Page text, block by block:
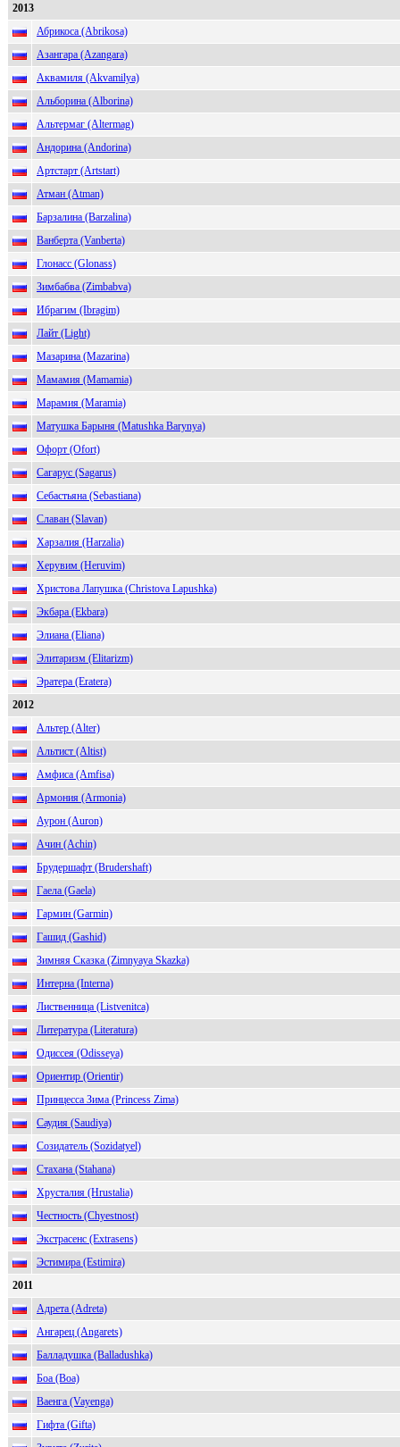
2013
Абрикоса (Abrikosa)
Азангара (Azangara)
Аквамиля (Akvamilya)
Альборина (Alborina)
Альтермаг (Altermag)
Андорина (Andorina)
Артстарт (Artstart)
Атман (Atman)
Барзалина (Barzalina)
Ванберта (Vanberta)
Глонасс (Glonass)
Зимбабва (Zimbabva)
Ибрагим (Ibragim)
Лайт (Light)
Мазарина (Mazarina)
Мамамия (Mamamia)
Марамия (Maramia)
Матушка Барыня (Matushka Barynya)
Офорт (Ofort)
Сагарус (Sagarus)
Себастьяна (Sebastiana)
Славан (Slavan)
Харзалия (Harzalia)
Херувим (Heruvim)
Христова Лапушка (Christova Lapushka)
Экбара (Ekbara)
Элиана (Eliana)
Элитаризм (Elitarizm)
Эратера (Eratera)
2012
Альтер (Alter)
Альтист (Altist)
Амфиса (Amfisa)
Армония (Armonia)
Аурон (Auron)
Ачин (Achin)
Брудершафт (Brudershaft)
Гаела (Gaela)
Гармин (Garmin)
Гашид (Gashid)
Зимняя Сказка (Zimnyaya Skazka)
Интерна (Interna)
Лиственница (Listvenitca)
Литература (Literatura)
Одиссея (Odisseya)
Ориентир (Orientir)
Принцесса Зима (Princess Zima)
Саудия (Saudiya)
Созидатель (Sozidatyel)
Стахана (Stahana)
Хрусталия (Hrustalia)
Честность (Chyestnost)
Экстрасенс (Extrasens)
Эстимира (Estimira)
2011
Адрета (Adreta)
Ангарец (Angarets)
Балладушка (Balladushka)
Боа (Boa)
Ваенга (Vayenga)
Гифта (Gifta)